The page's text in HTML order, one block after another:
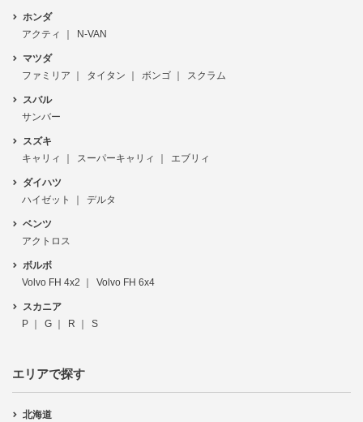
ホンダ
アクティ
N-VAN
マツダ
ファミリア
タイタン ボンゴ スクラム
スバル
サンバー
スズキ
キャリィ
スーパーキャリィ エブリィ
ダイハツ
ハイゼット
デルタ
ベンツ
アクトロス
ボルボ
Volvo FH 4x2
Volvo FH 6x4
スカニア
P
G R S
エリアで探す
北海道